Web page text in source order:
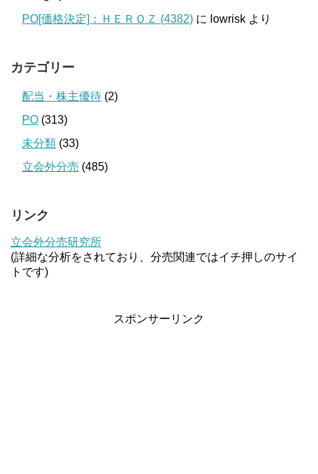
PO[価格決定]：ＨＥＲＯＺ (4382) に lowrisk より
カテゴリー
配当・株主優待 (2)
PO (313)
未分類 (33)
立会外分売 (485)
リンク
立会外分売研究所
(詳細な分析をされており、分売関連ではイチ押しのサイ
トです)
スポンサーリンク